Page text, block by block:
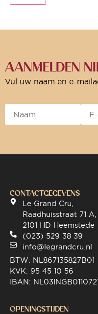
AANMELDEN
Vul uw naam en e-
CONTACTGEGEVENS
Le Grand Cru,
Raadhuisstraat 71 A,
2101 HD Heemstede
(023) 529 38 39
info@legrandcru.nl
BTW: NL867135827B01
KVK: 95 45 10 56
IBAN:
OPENINGSTIJDEN